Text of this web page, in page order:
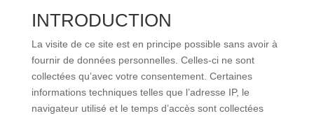
INTRODUCTION
La visite de ce site est en principe possible sans avoir à
fournir de données personnelles. Celles-ci ne sont
collectées qu’avec votre consentement. Certaines
informations techniques telles que l’adresse IP, le
navigateur utilisé et le temps d’accès sont collectées